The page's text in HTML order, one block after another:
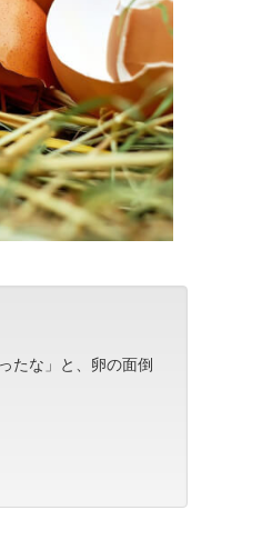
たな」と、卵の面倒